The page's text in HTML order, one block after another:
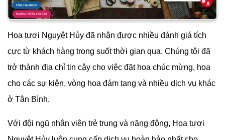
Hoa tươi Nguyệt Hủy đã nhận được nhiều đánh giá tích
cực từ khách hàng trong suốt thời gian qua. Chúng tôi đã
trở thành địa chỉ tin cậy cho việc đặt hoa chúc mừng, hoa
cho các sự kiện, vòng hoa đám tang và nhiều dịch vụ khác
ở Tân Bình.
Với đội ngũ nhân viên trẻ trung và năng động, Hoa tươi